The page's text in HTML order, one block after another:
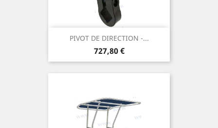
PIVOT DE DIRECTION -...
Prix
727,80 €